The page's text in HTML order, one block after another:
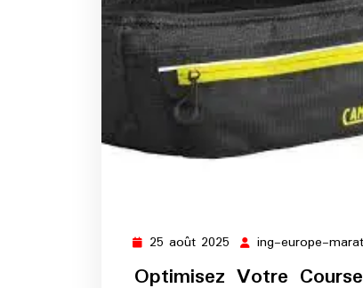
25 août 2025 25
août
ing-europe-
Optimisez Votre